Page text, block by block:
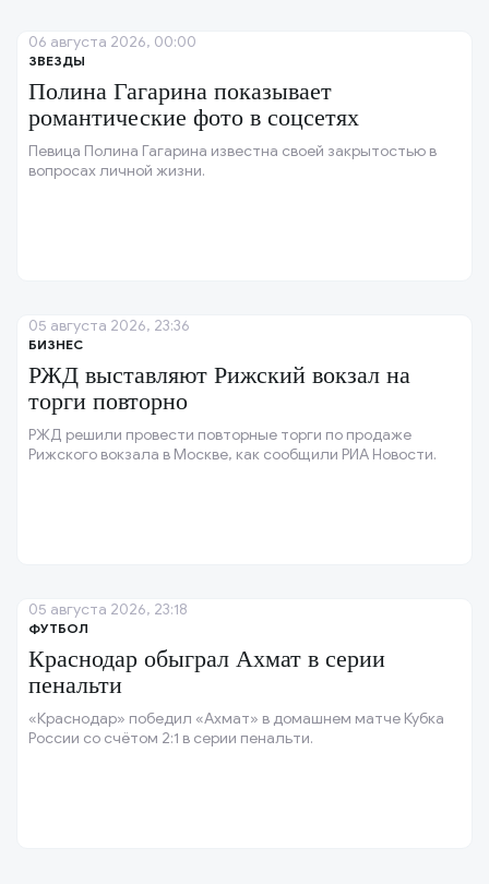
ЗВЕЗДЫ
Полина Гагарина показывает
романтические фото в соцсетях
Певица Полина Гагарина известна своей закрытостью в
вопросах личной жизни.
06 августа 2026, 00:00
БИЗНЕС
РЖД выставляют Рижский вокзал на
торги повторно
РЖД решили провести повторные торги по продаже
Рижского вокзала в Москве, как сообщили РИА Новости.
05 августа 2026, 23:36
ФУТБОЛ
Краснодар обыграл Ахмат в серии
пенальти
«Краснодар» победил «Ахмат» в домашнем матче Кубка
России со счётом 2:1 в серии пенальти.
05 августа 2026, 23:18